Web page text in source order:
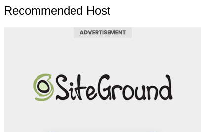
Recommended Host